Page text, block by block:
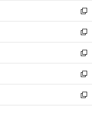
く
で
開
く
ド
ウ
で
開
く
ィ
ン
ド
ウ
で
開
く
し
い
ウ
ィ
ン
ド
ウ
で
開
く
新
し
い
ウ
ィ
ン
ド
ウ
で
開
新
し
い
ウ
ィ
ン
ド
ウ
新
し
い
ウ
ィ
ン
新
し
い
ウ
新
し